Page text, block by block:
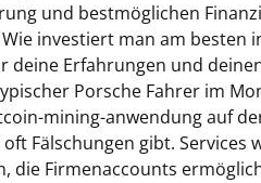
und bestmöglichen
investiert man am
deine Erfahrungen und
Porsche Fahrer im
mining-anwendung auf
Fälschungen gibt.
die Firmenaccounts